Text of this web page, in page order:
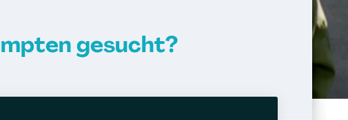
gesucht?